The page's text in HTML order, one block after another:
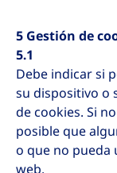
5 Gestión de
5.1
Debe indicar si
su dispositivo o
de cookies. Si
posible que
o que no pueda